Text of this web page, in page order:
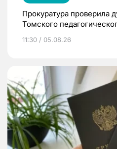
Прокуратура проверила
Томского
11:30 / 05.08.26